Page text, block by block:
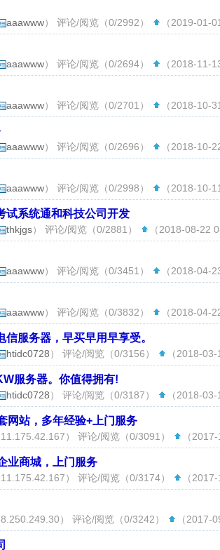
aaawww） 评论/阅览（0/2992） （2019-01-
aaawww） 评论/阅览（0/2694） （2018-11-
aaawww） 评论/阅览（0/2701） （2018-10-
aaawww） 评论/阅览（0/2696） （2018-10-
aaawww） 评论/阅览（0/2998） （2018-10-
试系统通和科技公司开发
thkjgs） 评论/阅览（0/2881） （2018-08-22
aaawww） 评论/阅览（0/3451） （2018-04-
aaawww） 评论/阅览（0/3832） （2018-04-
服务器，早买早用早享受。
htidc0728） 评论/阅览（0/3156） （2018-03-
服务器。你值得拥有!
htidc0728） 评论/阅览（0/3187） （2018-03-
网站，多年经验+上门服务
） 评论/阅览（0/3091） （
业商城，上门服务
） 评论/阅览（0/3174） （
） 评论/阅览（0/3242） （2017-